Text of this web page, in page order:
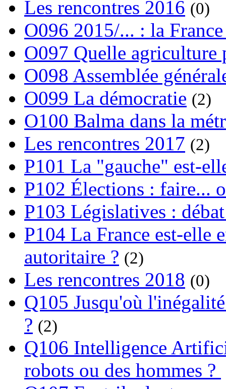
Les rencontres 2016 (0)
O096 2015/... : la
O097 Quelle agriculture
O098 Assemblée
O099 La démocratie (2)
O100 Balma dans la
Les rencontres 2017 (2)
P101 La "gauche" est-
P102 Élections : faire...
P103 Législatives :
P104 La France est-elle
autoritaire ? (2)
Les rencontres 2018 (0)
Q105 Jusqu'où
? (2)
Q106 Intelligence
robots ou des hommes ?